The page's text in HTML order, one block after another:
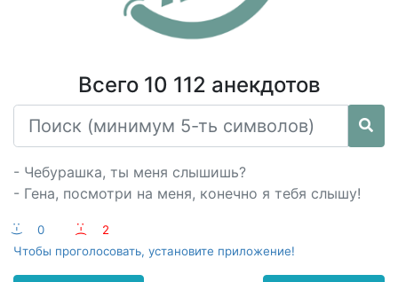
Всего 10 112 анекдотов
- Чебурашка, ты меня слышишь?
- Гена, посмотри на меня, конечно я тебя слышу!
:-) 0 :-(
2
Чтобы проголосовать, установите приложение!